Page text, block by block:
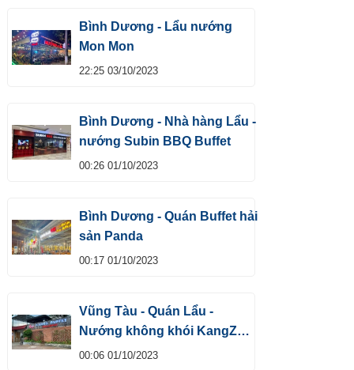
Bình Dương - Lẩu nướng
Mon Mon
22:25 03/10/2023
Bình Dương - Nhà hàng Lẩu -
nướng Subin BBQ Buffet
00:26 01/10/2023
Bình Dương - Quán Buffet hải
sản Panda
00:17 01/10/2023
Vũng Tàu - Quán Lẩu -
Nướng không khói KangZ
Buffet
00:06 01/10/2023